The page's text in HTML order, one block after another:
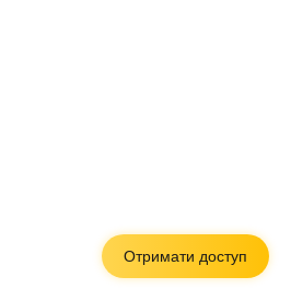
Отримати доступ